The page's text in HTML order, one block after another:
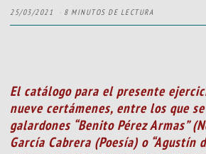
25/03/2021 8 MINUTOS DE LECTURA
El catálogo para el presente
nueve certámenes, entre los que
galardones “Benito Pérez Armas”
García Cabrera (Poesía) o “Agustín